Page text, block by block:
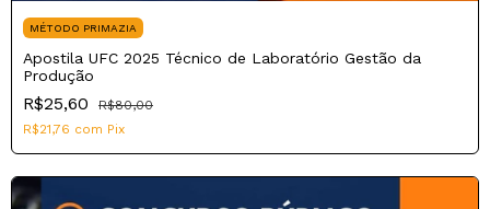
MÉTODO PRIMAZIA
Apostila UFC 2025 Técnico de Laboratório Gestão da
Produção
R$25,60
R$80,00
R$21,76 com Pix